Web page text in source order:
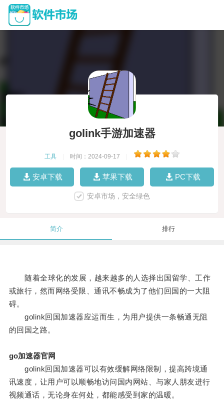
golink手游加速器
工具 时间：2024-09-17
安卓下载 苹果下载 PC下载
安卓市场，安全绿色
简介 排行
随着全球化的发展，越来越多的人选择出国留学、工作
或旅行，然而网络受限、通讯不畅成为了他们回国的一大阻
碍。
golink回国加速器应运而生，为用户提供一条畅通无阻
的回国之路。
go加速器官网
golink回国加速器可以有效缓解网络限制，提高跨境通
讯速度，让用户可以顺畅地访问国内网站、与家人朋友进行
视频通话，无论身在何处，都能感受到家的温暖。